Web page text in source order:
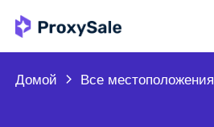
Домой Все местоположения